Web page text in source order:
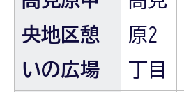
央地区憩
いの広場
原2
丁目